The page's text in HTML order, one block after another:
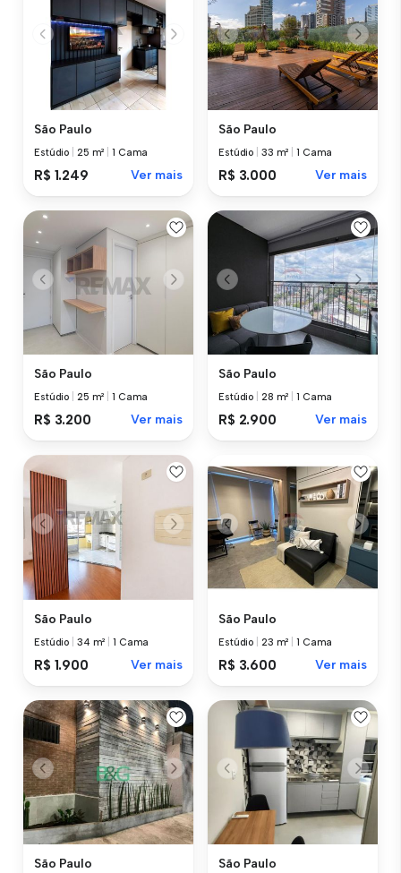
São Paulo
Estúdio 25 m² |1 Cama
R$ 1.249 Ver mais
São Paulo
Estúdio 33 m² |1 Cama
R$ 3.000 Ver mais
São Paulo
Estúdio 25 m² |1 Cama
R$ 3.200 Ver mais
São Paulo
Estúdio 28 m² |1 Cama
R$ 2.900 Ver mais
São Paulo
Estúdio 34 m² |1 Cama
R$ 1.900 Ver mais
São Paulo
Estúdio 23 m² |1 Cama
R$ 3.600 Ver mais
São Paulo São Paulo